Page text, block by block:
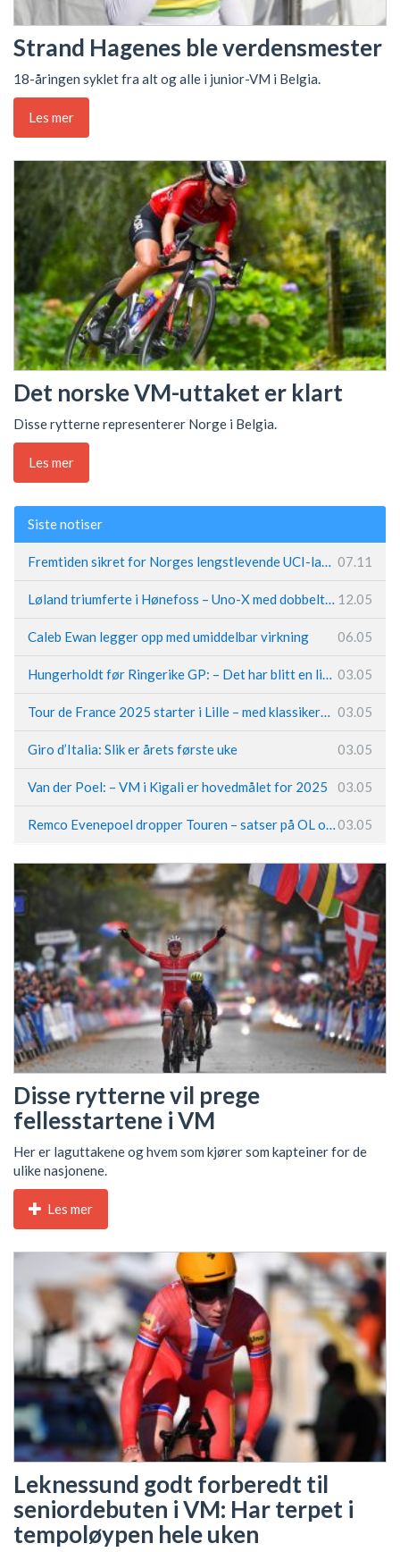
Strand Hagenes ble verdensmester
18-åringen syklet fra alt og alle i junior-VM i Belgia.
Les mer
Det norske VM-uttaket er klart
Disse rytterne representerer Norge i Belgia.
Les mer
Siste notiser
Fremtiden sikret for Norges lengstlevende UCI-lag – Kristoff trer inn i sentral rolle 07.11
Løland triumferte i Hønefoss – Uno-X med dobbeltslag på hjemmebane 12.05
Caleb Ewan legger opp med umiddelbar virkning 06.05
Hungerholdt før Ringerike GP: – Det har blitt en livsstil 03.05
Tour de France 2025 starter i Lille – med klassikerpreg 03.05
Giro d’Italia: Slik er årets første uke 03.05
Van der Poel: – VM i Kigali er hovedmålet for 2025 03.05
Remco Evenepoel dropper Touren – satser på OL og Vueltaen03.05
Disse rytterne vil prege
fellesstartene i VM
Her er laguttakene og hvem som kjører som kapteiner for de
ulike nasjonene.
Les mer
Leknessund godt forberedt til
seniordebuten i VM: Har terpet i
tempoløypen hele uken